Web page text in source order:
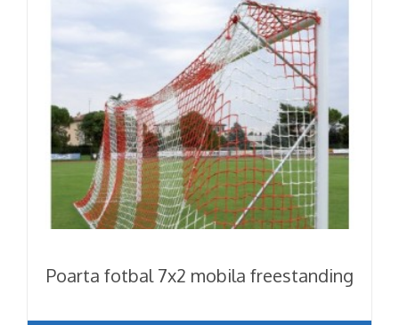
Poarta fotbal 7x2 mobila freestanding